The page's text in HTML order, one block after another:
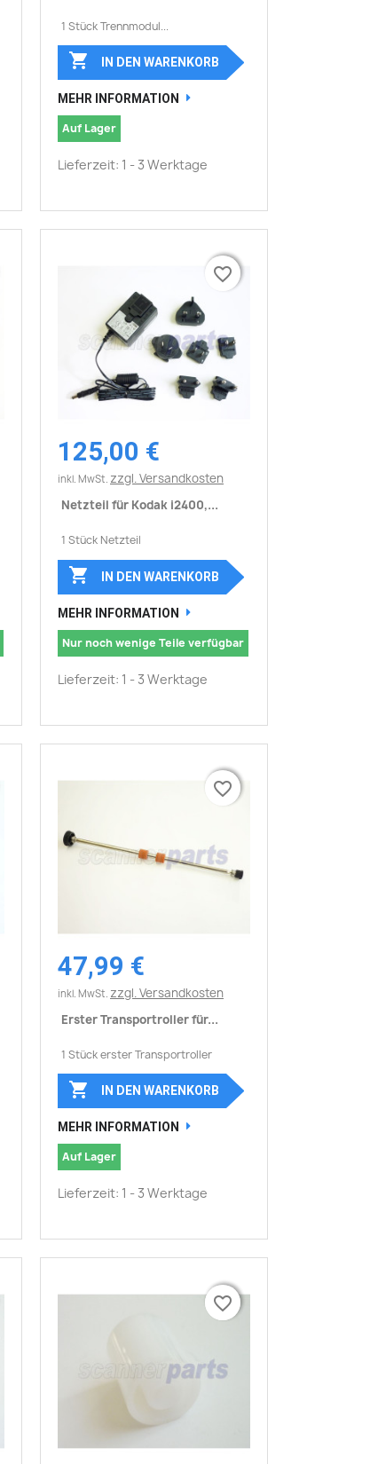
1 Stück Trennmodul...
 IN DEN WARENKORB
MEHR INFORMATION
Auf Lager
Lieferzeit: 1 - 3 Werktage
Vorschau
125,00 €
inkl. MwSt. zzgl. Versandkosten
Netzteil für Kodak i2400,...
1 Stück Netzteil
favorite_border
 IN DEN WARENKORB
MEHR INFORMATION
Nur noch wenige Teile verfügbar
Lieferzeit: 1 - 3 Werktage
favorite_border
 Vorschau
47,99 €
inkl. MwSt. zzgl. Versandkosten
Erster Transportroller für...
1 Stück erster Transportroller
favorite_border
 IN DEN WARENKORB
MEHR INFORMATION
Auf Lager
Lieferzeit: 1 - 3 Werktage
favorite_border
favorite_border
favorite_border